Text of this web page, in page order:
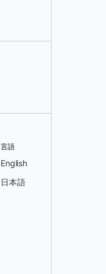
言語
English
日本語